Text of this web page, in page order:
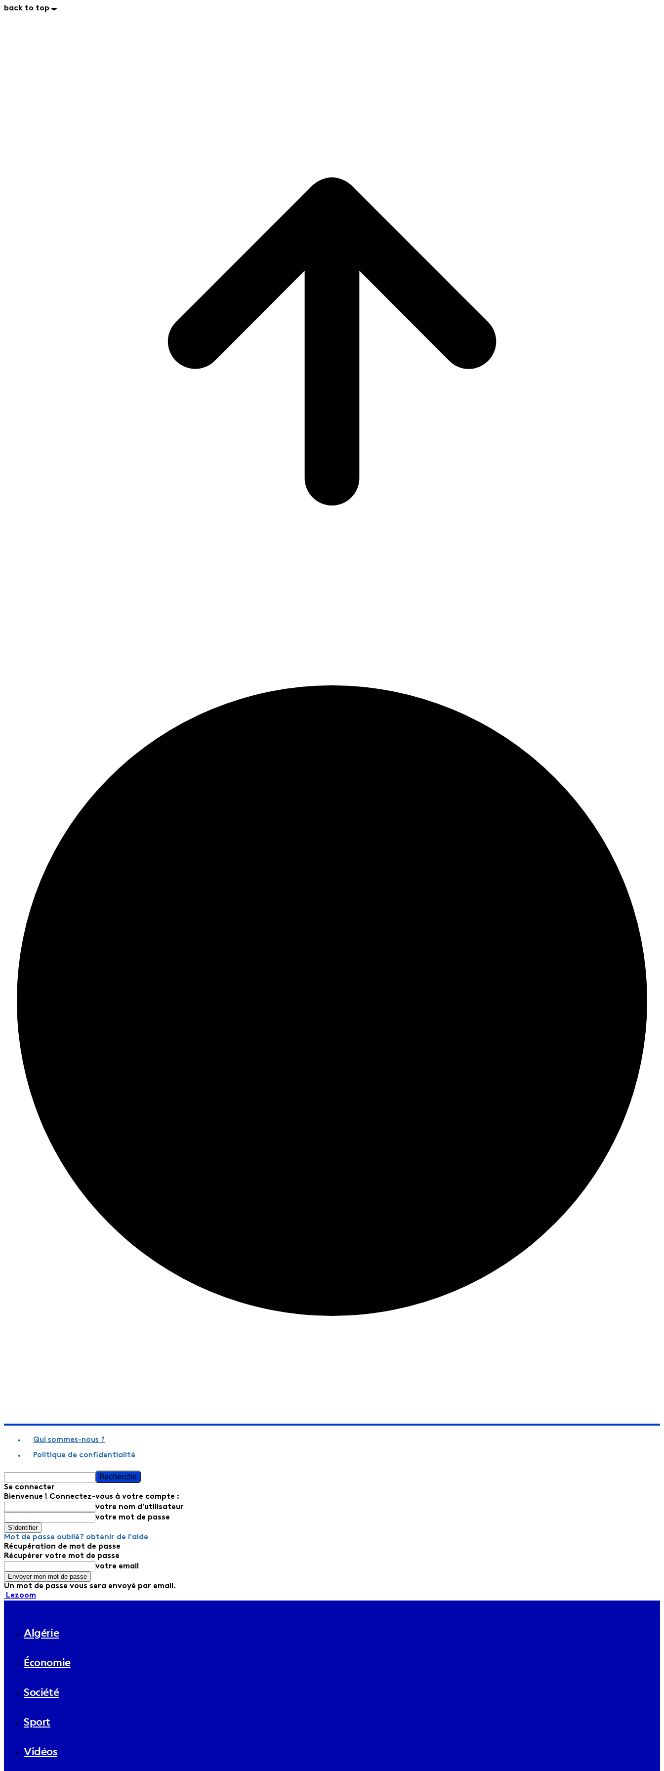
back to top
Qui sommes-nous ?
Politique de confidentialité
Se connecter
Bienvenue ! Connectez-vous à votre compte :
votre nom d'utilisateur
votre mot de passe
Mot de passe oublié? obtenir de l'aide
Récupération de mot de passe
Récupérer votre mot de passe
votre email
Un mot de passe vous sera envoyé par email.
Lezoom
Algérie
Économie
Société
Sport
Vidéos